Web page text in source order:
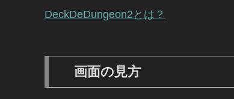
DeckDeDungeon2とは？
画面の見方